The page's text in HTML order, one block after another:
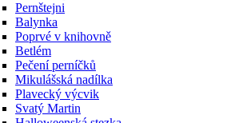
Pernštejni
Balynka
Poprvé v knihovně
Betlém
Pečení perníčků
Mikulášská nadílka
Plavecký výcvik
Svatý Martin